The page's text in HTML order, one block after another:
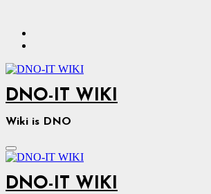
содержимому
DNO-IT WIKI
Wiki is DNO
DNO-IT WIKI